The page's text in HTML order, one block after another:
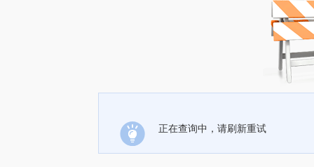
正在查询中，请刷新重试